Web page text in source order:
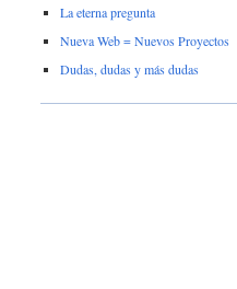
La eterna pregunta
Nueva Web = Nuevos Proyectos
Dudas, dudas y más dudas